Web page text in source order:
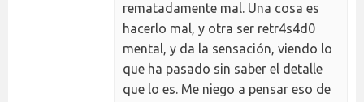
rematadamente mal. Una cosa es
hacerlo mal, y otra ser retr4s4d0
mental, y da la sensación, viendo lo
que ha pasado sin saber el detalle
que lo es. Me niego a pensar eso de